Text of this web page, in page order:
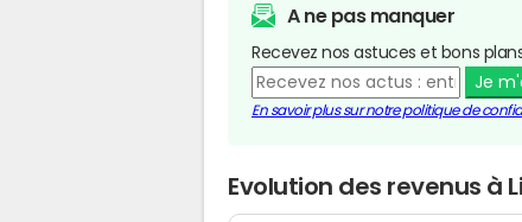
A ne pas manquer
Recevez nos astuces et bons
Je
En savoir plus sur notre politique de
Evolution des revenus à